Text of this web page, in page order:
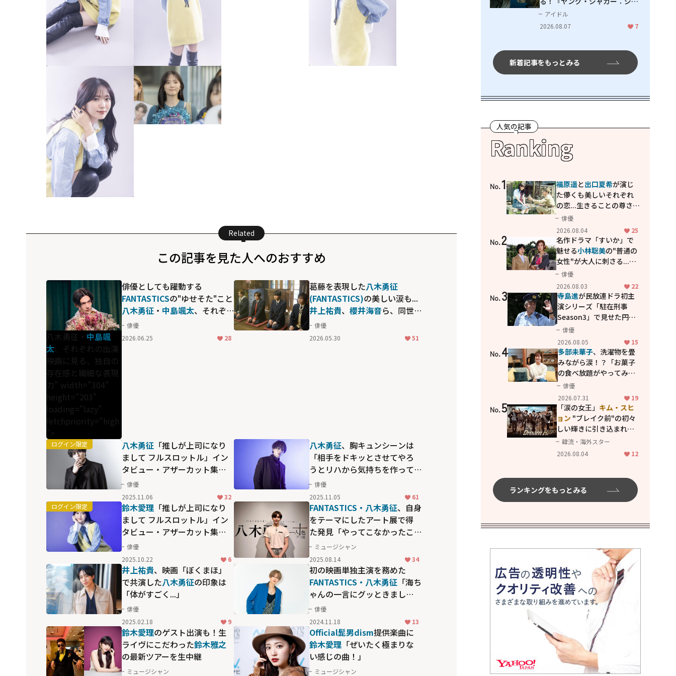
Related
この記事を見た人へのおすすめ
八木勇征・ 中島颯
太、それぞれの出演
映画に見る、独自の
存在感と繊細な表現
力" width="304"
height="203"
loading="lazy"
fetchpriority="high
">
俳優としても躍動する
FANTASTICSの"ゆせそた"こと
八木勇征 ・ 中島颯太、それぞ
れの出演映画に見る、独自の
存在感と繊細な表現力
俳優
2026.06.25
28
葛藤を表現した八木勇征
(FANTASTICS)の美しい涙も...
井上祐貴、 櫻井海音ら、同世
代俳優との関係性も尊い"ぼく
まほ"こと「僕らは人生で一回
俳優
2026.05.30
51
八木勇征 「推しが上司になり
まして フルスロットル」イン
タビュー・アザーカット集
【HOMINIS限定】
俳優
2025.11.06
32
八木勇征、胸キュンシーンは
「相手をドキッとさせてやろ
うとリハから気持ちを作って
います」と臨む「推しが上司
になりまして フルスロット
ル」
俳優
2025.11.05
61
鈴木愛理 「推しが上司になり
まして フルスロットル」イン
タビュー・アザーカット集
【HOMINIS限定】
俳優
2025.10.22
6
FANTASTICS・八木勇征、自身
をテーマにしたアート展で得
た発見「やってこなかったこ
とにもっと挑戦したい」
ミュージシャン
2025.08.14
34
井上祐貴、映画「ぼくまほ」
で共演した八木勇征の印象は
「体がすごく...」
俳優
2025.02.18
9
初の映画単独主演を務めた
FANTASTICS・八木勇征 「海ち
ゃんの一言にグッときまし
た」映画『矢野くんの普通の
日々』
俳優
2024.11.18
13
鈴木愛理のゲスト出演も！生
ライヴにこだわった鈴木雅之
の最新ツアーを生中継
ミュージシャン
Official髭男dism提供楽曲に
鈴木愛理 「ぜいたく極まりな
い感じの曲！」
ミュージシャン
ングル王への道』『ジャガーと
ウミガメの物語：熱帯林の守護
アイドル
2026.08.07
7
新着記事をもっとみる
人気の記事
Ranking
No.1 福原遥と出口夏希が演じ
た儚くも美しいそれぞれ
の恋...生きることの尊さを
教えてくれた映画「あの
花が咲く丘で、君とまた出
会えたら。」
俳優
2026.08.04
25
No.2
名作ドラマ「すいか」で
魅せる小林聡美の"普通の
女性"が大人に刺さる...映
画「かもめ食堂」にも通
じる静かな芝居
俳優
2026.08.03
22
No.3 寺島進が民放連ドラ初主
演シリーズ「駐在刑事
Season3」で見せた円熟
の演技
俳優
2026.08.05
15
No.4 多部未華子、洗濯物を畳
みながら涙！？「お菓子
の食べ放題がやってみた
い」ハンディファン4台の
暑さ対策も明かす
俳優
2026.07.31
19
No.5 「涙の女王」 キム・スヒ
ョン "ブレイク前"の初々
しい輝きに引き込まれ
る...2PM テギョン
共演の青春名作「ドリー
韓流・海外スター
2026.08.04
12
ランキングをもっとみる